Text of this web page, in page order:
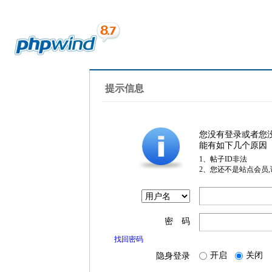
提示信息
您没有登录或者您
能有如下几个原因
1、帖子ID非法
2、您还不是站点会员
密 码
找回密码
隐身登录 开启 关闭